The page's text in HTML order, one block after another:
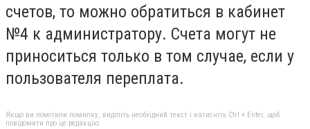
счетов, то можно обратиться в кабинет
№4 к администратору. Счета могут не
приноситься только в том случае, если у
пользователя переплата.
Якщо ви помітили помилку, виділіть необхідний текст і натисніть Ctrl + Enter, щоб
повідомити про це редакцію